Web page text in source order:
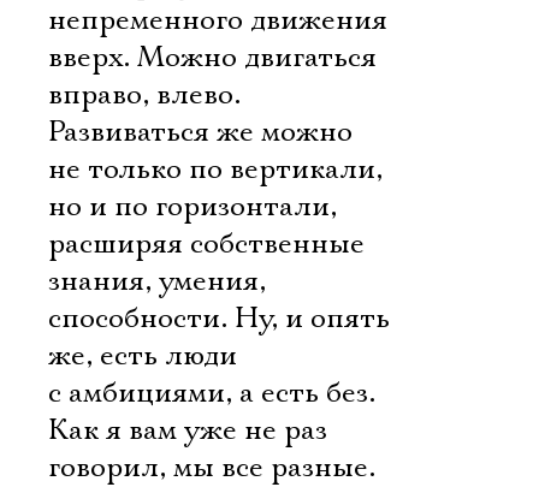
непременного движения
вверх. Можно двигаться
вправо, влево.
Развиваться же можно
не только по вертикали,
но и по горизонтали,
расширяя собственные
знания, умения,
способности. Ну, и опять
же, есть люди
с амбициями, а есть без.
Как я вам уже не раз
говорил, мы все разные.